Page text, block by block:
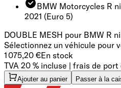
BMW Motorcycles R
2021 (Euro 5)
DOUBLE MESH pour BMW R
Sélectionnez un véhicule pour
1 075,20 €En stock
TVA 20 % incluse | frais de port
Ajouter au panier Passer à la